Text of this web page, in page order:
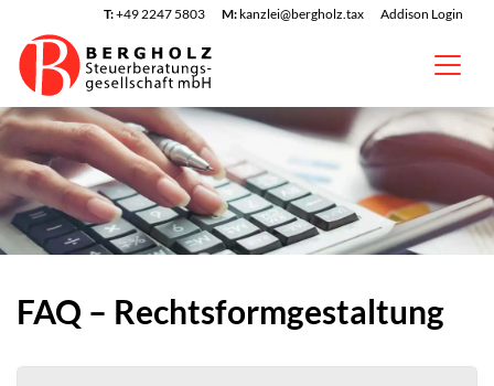
T:+49 2247 5803 M:kanzlei@bergholz.tax Addison Login
FAQ – Rechtsformgestaltung